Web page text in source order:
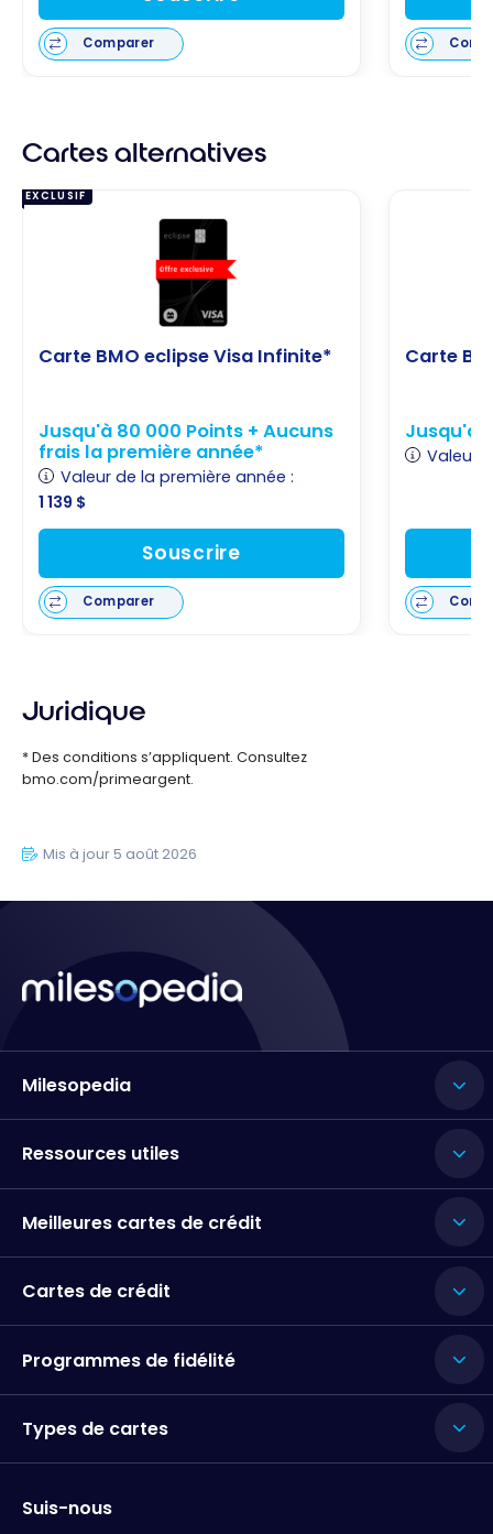
Comparer
Cartes alternatives
EXCLUSIF
Carte BMO eclipse Visa Infinite*
Jusqu'à 80 000 Points + Aucuns
frais la première année*
Valeur de la première année :
1 139 $
Souscrire
Comparer
Carte
Jusqu'à
Valeur
Juridique
* Des conditions s’appliquent. Consultez
bmo.com/primeargent.
Mis à jour 5 août 2026
Milesopedia
Ressources utiles
Meilleures cartes de crédit
Cartes de crédit
Programmes de fidélité
Types de cartes
Suis-nous